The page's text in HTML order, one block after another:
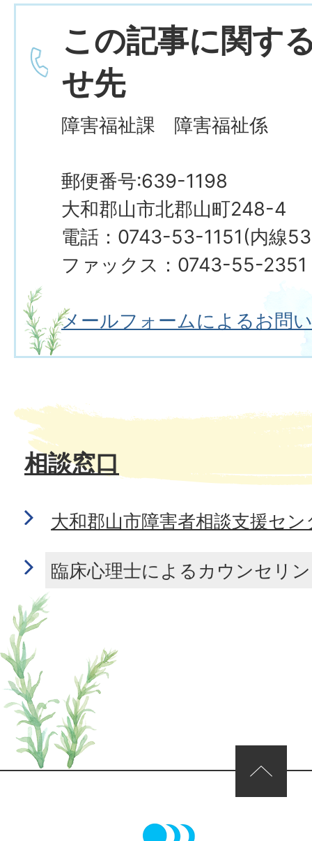
この記事に関す
せ先
障害福祉課 障害福祉係
郵便番号:639-1198
大和郡山市北郡山町248-4
電話：0743-53-1151(内線
ファックス：0743-55-2351
メールフォームによるお問
相談窓口
大和郡山市障害者相談支援セン
臨床心理士によるカウンセリ
ページの先頭へ